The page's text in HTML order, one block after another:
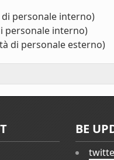
personale interno)
personale interno)
di personale esterno)
BE